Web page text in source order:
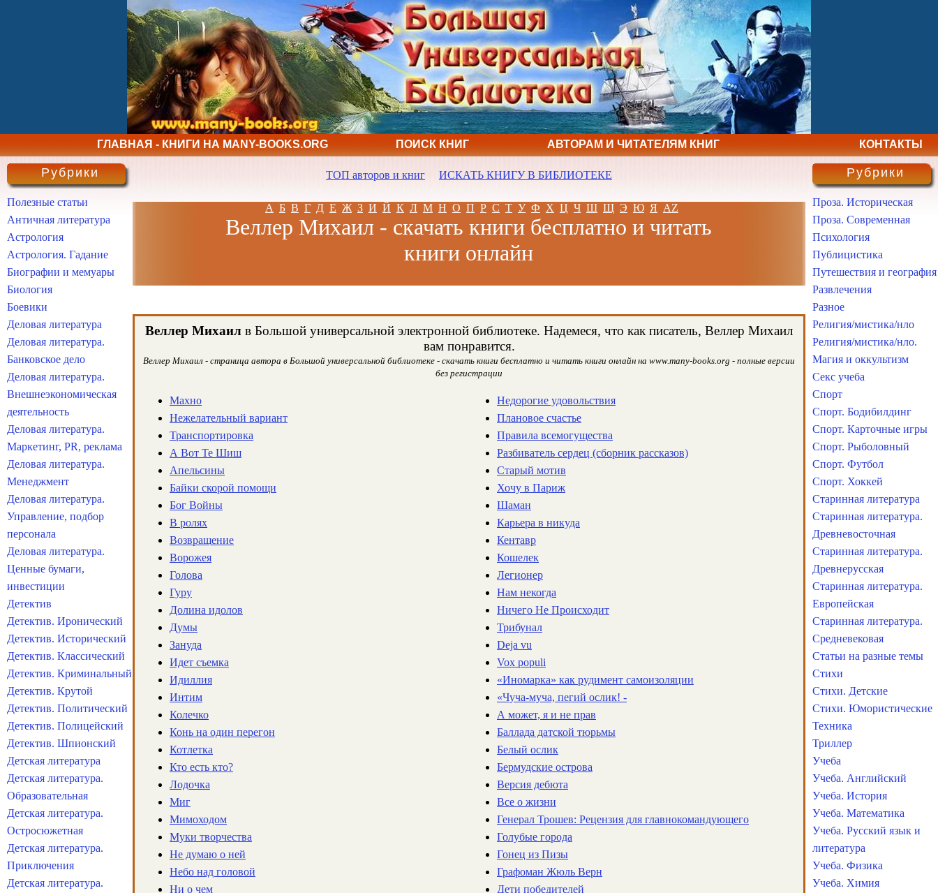
ГЛАВНАЯ - КНИГИ НА MANY-BOOKS.ORG ПОИСК КНИГ АВТОРАМ И ЧИТАТЕЛЯМ КНИГ КОНТАКТЫ
ТОП авторов и книг ИСКАТЬ КНИГУ В БИБЛИОТЕКЕ
А Б В Г Д Е Ж З И Й К Л М Н О П Р С Т У Ф Х Ц Ч Ш Щ Э Ю Я AZ
Веллер Михаил - скачать книги бесплатно и читать
книги онлайн
Веллер Михаил в Большой универсальной электронной библиотеке. Надемеся, что как писатель, Веллер Михаил
вам понравится.
Веллер Михаил - страница автора в Большой универсальной библиотеке - скачать книги бесплатно и читать книги онлайн на www.many-books.org - полные версии
без регистрации
Махно
Нежелательный вариант
Транспортировка
А Вот Те Шиш
Апельсины
Байки скорой помощи
Бог Войны
В ролях
Возвращение
Ворожея
Голова
Гуру
Долина идолов
Думы
Зануда
Идет съемка
Идиллия
Интим
Колечко
Конь на один перегон
Котлетка
Кто есть кто?
Лодочка
Миг
Мимоходом
Муки творчества
Не думаю о ней
Небо над головой
Ни о чем
Недорогие удовольствия
Плановое счастье
Правила всемогущества
Разбиватель сердец (сборник рассказов)
Старый мотив
Хочу в Париж
Шаман
Карьера в никуда
Кентавр
Кошелек
Легионер
Нам некогда
Ничего Не Происходит
Трибунал
Deja vu
Vox populi
«Иномарка» как рудимент самоизоляции
«Чуча-муча, пегий ослик! -
А может, я и не прав
Баллада датской тюрьмы
Белый ослик
Бермудские острова
Версия дебюта
Все о жизни
Генерал Трошев: Рецензия для главнокомандующего
Голубые города
Гонец из Пизы
Графоман Жюль Верн
Дети победителей
Рубрики
Полезные статьи
Античная литература
Астрология
Астрология. Гадание
Биографии и мемуары
Биология
Боевики
Деловая литература
Деловая литература.
Банковское дело
Деловая литература.
Внешнеэкономическая
деятельность
Деловая литература.
Маркетинг, PR, реклама
Деловая литература.
Менеджмент
Деловая литература.
Управление, подбор
персонала
Деловая литература.
Ценные бумаги,
инвестиции
Детектив
Детектив. Иронический
Детектив. Исторический
Детектив. Классический
Детектив. Криминальный
Детектив. Крутой
Детектив. Политический
Детектив. Полицейский
Детектив. Шпионский
Детская литература
Детская литература.
Образовательная
Детская литература.
Остросюжетная
Детская литература.
Приключения
Детская литература.
Рубрики
Проза. Историческая
Проза. Современная
Психология
Публицистика
Путешествия и география
Развлечения
Разное
Религия/мистика/нло
Религия/мистика/нло.
Магия и оккультизм
Секс учеба
Спорт
Спорт. Бодибилдинг
Спорт. Карточные игры
Спорт. Рыболовный
Спорт. Футбол
Спорт. Хоккей
Старинная литература
Старинная литература.
Древневосточная
Старинная литература.
Древнерусская
Старинная литература.
Европейская
Старинная литература.
Средневековая
Статьи на разные темы
Стихи
Стихи. Детские
Стихи. Юмористические
Техника
Триллер
Учеба
Учеба. Английский
Учеба. История
Учеба. Математика
Учеба. Русский язык и
литература
Учеба. Физика
Учеба. Химия